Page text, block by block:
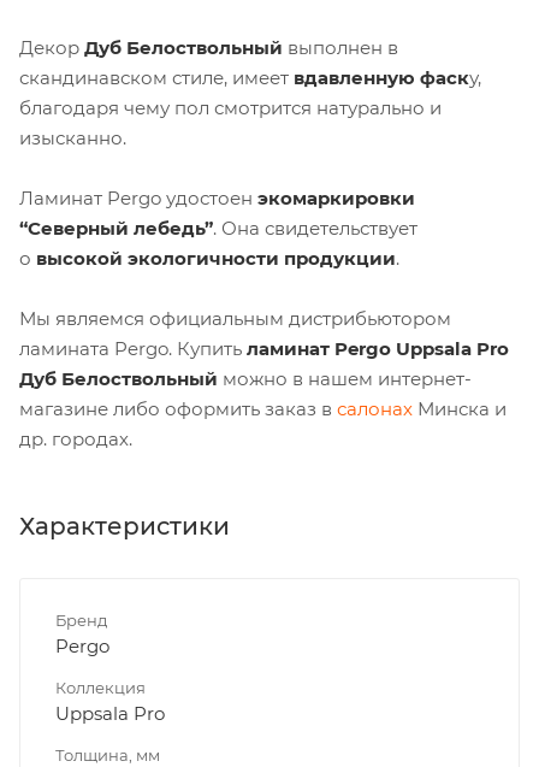
Декор Дуб Белоствольный выполнен в
скандинавском стиле, имеет вдавленную фаску,
благодаря чему пол смотрится натурально и
изысканно.
Ламинат Pergo удостоен экомаркировки
“Северный лебедь”. Она свидетельствует
о высокой экологичности продукции.
Мы являемся официальным дистрибьютором
ламината Pergo. Купить ламинат Pergo Uppsala Pro
Дуб Белоствольный можно в нашем интернет-
магазине либо оформить заказ в салонах Минска и
др. городах.
Характеристики
Бренд
Pergo
Коллекция
Uppsala Pro
Толщина, мм